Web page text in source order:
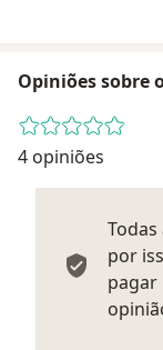
Opiniões sobre
4 opiniões
por
pagar